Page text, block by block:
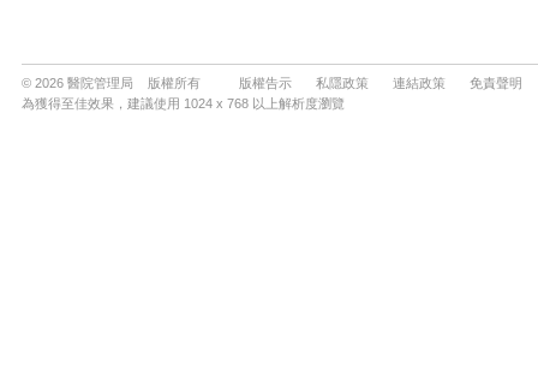
© 2026 醫院管理局 版權所有 版權告示 私隱政策 連結政策
免責聲明
為獲得至佳效果，建議使用 1024 x 768 以上解析度瀏覽